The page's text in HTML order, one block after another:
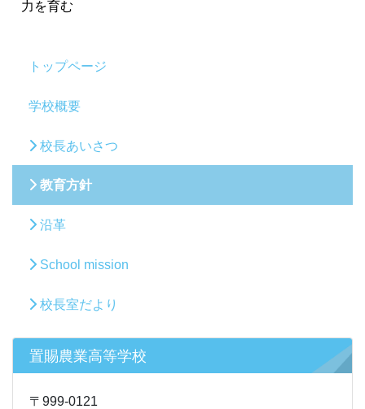
トップページ
学校概要
校長あいさつ
教育方針
沿革
School mission
校長室だより
力を育む
置賜農業高等学校
〒999-0121